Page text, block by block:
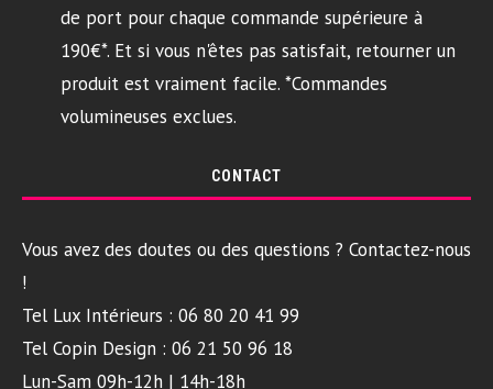
de port pour chaque commande supérieure à
190€*. Et si vous n'êtes pas satisfait, retourner un
produit est vraiment facile. *Commandes
volumineuses exclues.
CONTACT
Vous avez des doutes ou des questions ? Contactez-nous
!
Tel Lux Intérieurs : 06 80 20 41 99
Tel Copin Design : 06 21 50 96 18
Lun-Sam 09h-12h | 14h-18h